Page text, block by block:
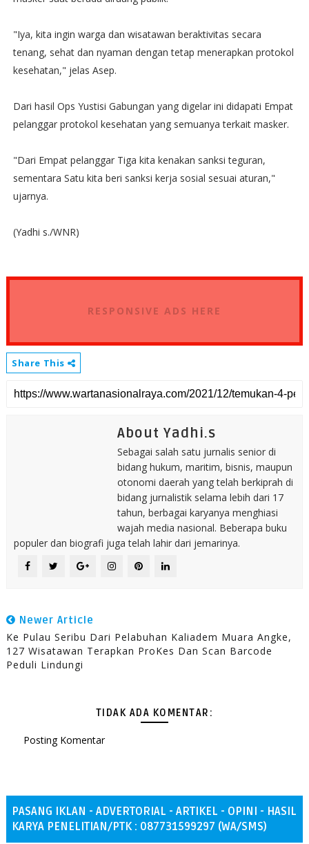
"Iya, kita ingin warga dan wisatawan beraktivitas secara
tenang, sehat dan nyaman dengan tetap menerapkan protokol
kesehatan," jelas Asep.
Dari hasil Ops Yustisi Gabungan yang digelar ini didapati Empat
pelanggar protokol kesehatan yang semuanya terkait masker.
"Dari Empat pelanggar Tiga kita kenakan sanksi teguran,
sementara Satu kita beri sanksi kerja sosial sesuai aturan,"
ujarnya.
(Yadhi s./WNR)
RESPONSIVE ADS HERE
Share This
About Yadhi.s
Sebagai salah satu jurnalis senior di
bidang hukum, maritim, bisnis, maupun
otonomi daerah yang telah berkiprah di
bidang jurnalistik selama lebih dari 17
tahun, berbagai karyanya menghiasi
wajah media nasional. Beberapa buku
populer dan biografi juga telah lahir dari jemarinya.
Newer Article
Ke Pulau Seribu Dari Pelabuhan Kaliadem Muara Angke,
127 Wisatawan Terapkan ProKes Dan Scan Barcode
Peduli Lindungi
TIDAK ADA KOMENTAR:
Posting Komentar
PASANG IKLAN - ADVERTORIAL - ARTIKEL - OPINI - HASIL
KARYA PENELITIAN/PTK : 087731599297 (WA/SMS)